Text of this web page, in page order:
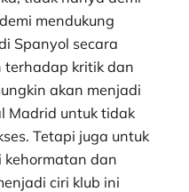
mendukung
Spanyol secara
terhadap kritik dan
akan menjadi
Madrid untuk tidak
Tetapi juga untuk
dan
ciri klub ini